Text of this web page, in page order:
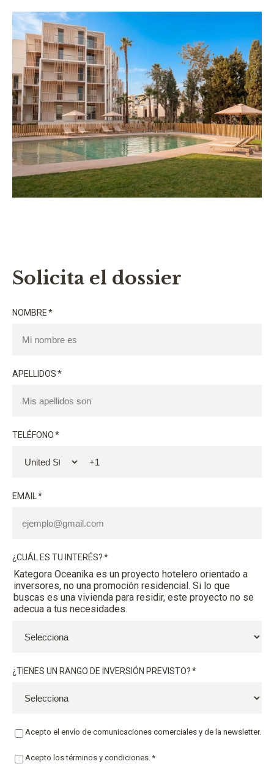
Solicita el dossier
NOMBRE*
APELLIDOS*
TELÉFONO*
EMAIL*
¿CUÁL ES TU INTERÉS?*
Kategora Oceanika es un proyecto hotelero orientado a
inversores, no una promoción residencial. Si lo que
buscas es una vivienda para residir, este proyecto no se
adecua a tus necesidades.
¿TIENES UN RANGO DE INVERSIÓN PREVISTO?*
Acepto el envío de comunicaciones comerciales y de la newsletter.
Acepto los términos y condiciones.*